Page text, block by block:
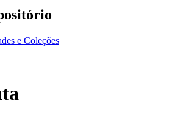
e Coleções